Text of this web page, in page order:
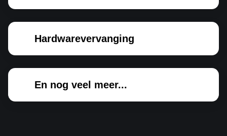
Hardwarevervanging
En nog veel meer...